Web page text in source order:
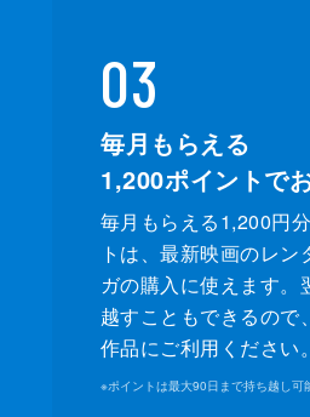
03
毎月もらえる
1,200ポイントで
毎月もらえる1,200円
トは、最新映画のレン
ガの購入に使えます。
越すこともできるので
作品にご利用ください。
※ポイントは最大90日まで持ち越し可